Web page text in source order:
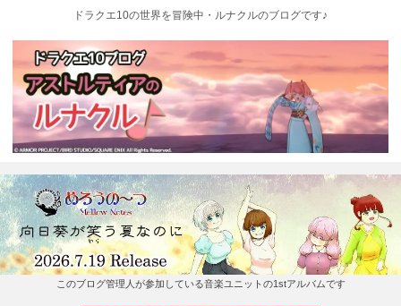
ドラクエ10の世界を冒険中・ルナクルのブログです♪
このブログ管理人が参加している音楽ユニットの1stアルバムです